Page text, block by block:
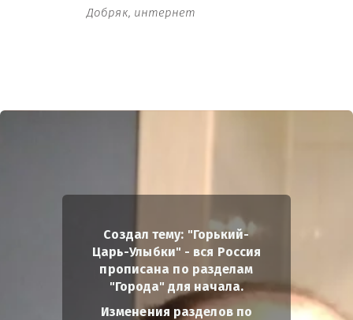
Добряк, интернет
Создал тему: "Горький-
Царь-Улыбки" - вся Россия
прописана по разделам
"Города" для начала.
Изменения разделов по